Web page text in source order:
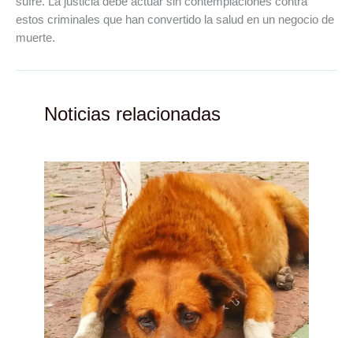
estos criminales que han convertido la salud en un negocio de
muerte.
Noticias relacionadas